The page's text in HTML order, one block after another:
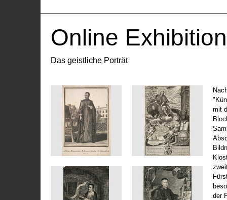
Online
Das geistliche Porträt
mit
der